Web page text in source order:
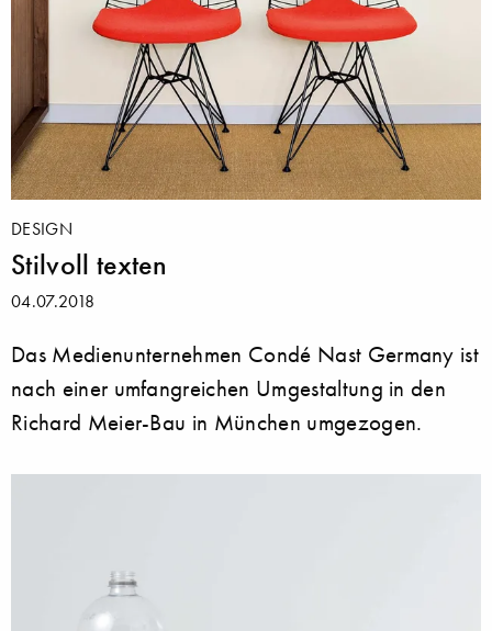
DESIGN
Stilvoll texten
04.07.2018
Das Medienunternehmen Condé Nast Germany ist
nach einer umfangreichen Umgestaltung in den
Richard Meier-Bau in München umgezogen.